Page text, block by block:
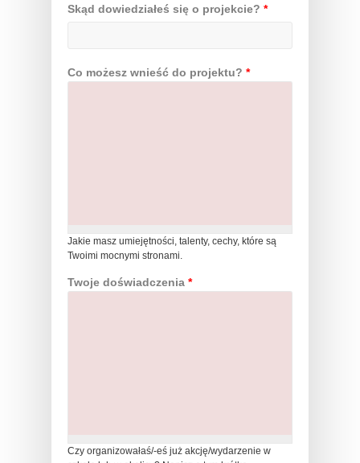
Skąd dowiedziałeś się o projekcie? *
Co możesz wnieść do projektu? *
Jakie masz umiejętności, talenty, cechy, które są
Twoimi mocnymi stronami.
Twoje doświadczenia *
Czy organizowałaś/-eś już akcję/wydarzenie w